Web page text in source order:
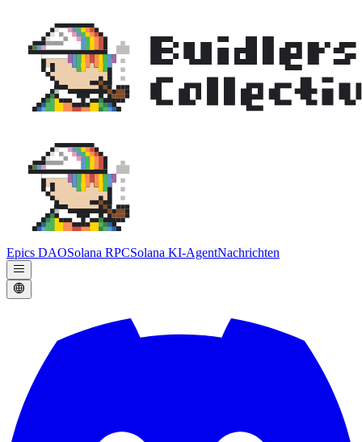
Epics DAOSolana RPCSolana KI-AgentNachrichten